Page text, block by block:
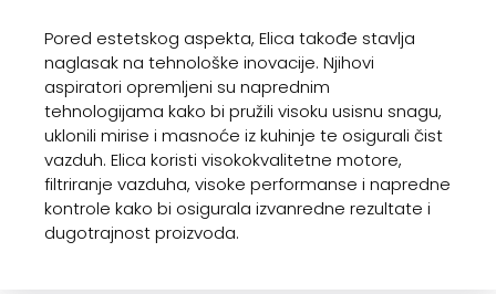
Pored estetskog aspekta, Elica takođe stavlja
naglasak na tehnološke inovacije. Njihovi
aspiratori opremljeni su naprednim
tehnologijama kako bi pružili visoku usisnu snagu,
uklonili mirise i masnoće iz kuhinje te osigurali čist
vazduh. Elica koristi visokokvalitetne motore,
filtriranje vazduha, visoke performanse i napredne
kontrole kako bi osigurala izvanredne rezultate i
dugotrajnost proizvoda.